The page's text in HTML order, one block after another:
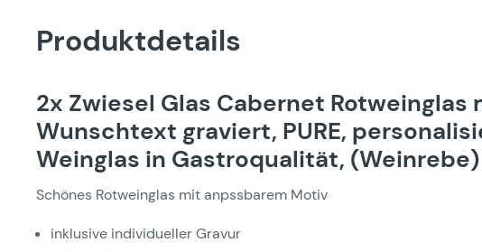
Produktdetails
2x Zwiesel Glas Cabernet Rotweinglas
Wunschtext graviert, PURE,
Weinglas in Gastroqualität, (Weinrebe)
Schönes Rotweinglas mit anpssbarem Motiv
inklusive individueller Gravur